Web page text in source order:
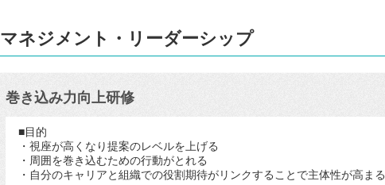
マネジメント・リーダーシップ
巻き込み力向上研修
■目的
・視座が高くなり提案のレベルを上げる
・周囲を巻き込むための行動がとれる
・自分のキャリアと組織での役割期待がリンクすることで主体性が高まる